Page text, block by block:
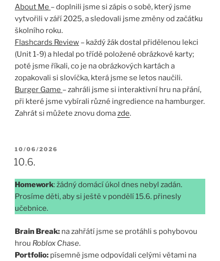
About Me – doplnili jsme si zápis o sobě, který jsme
vytvořili v září 2025, a sledovali jsme změny od začátku
školního roku.
Flashcards Review – každý žák dostal přidělenou lekci
(Unit 1-9) a hledal po třídě položené obrázkové karty;
poté jsme říkali, co je na obrázkových kartách a
zopakovali si slovíčka, která jsme se letos naučili.
Burger Game – zahráli jsme si interaktivní hru na přání,
při které jsme vybírali různé ingredience na hamburger.
Zahrát si můžete znovu domazde.
PUBLIKOVÁNO
10/06/2026
10.6.
Homework: žádný domácí úkol dnes nebyl zadán.
Prosíme děti, aby si ještě v pondělí 15.6. přinesly
učebnice.
Brain Break: na zahřátí jsme se protáhli s pohybovou
hrou Roblox Chase.
Portfolio: písemně jsme odpovídali celými větami na